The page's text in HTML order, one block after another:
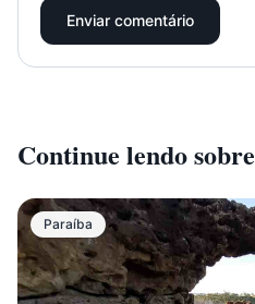
Enviar comentário
Continue lendo sobre
Paraíba